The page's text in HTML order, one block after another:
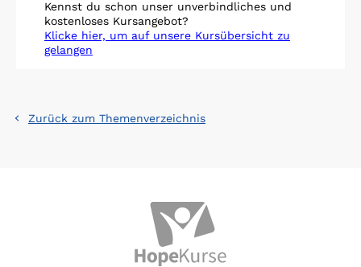
Kennst du schon unser unverbindliches und
kostenloses Kursangebot?
Klicke hier, um auf unsere Kursübersicht zu
gelangen
Zurück zum Themenverzeichnis